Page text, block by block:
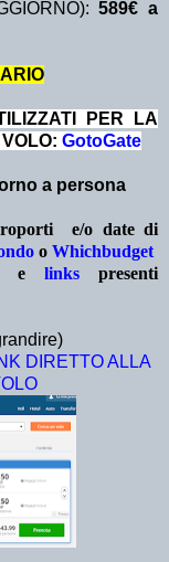
589€ a
PER LA
GotoGate
a persona
e/o date di
oWhichbudget
linkspresenti
DIRETTO ALLA